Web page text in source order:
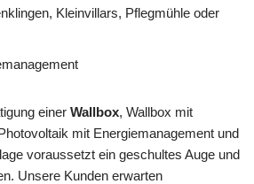
Kleinvillars, Pflegmühle oder
einer Wallbox, Wallbox mit
mit Energiemanagement und
voraussetzt ein geschultes Auge und
Unsere Kunden erwarten